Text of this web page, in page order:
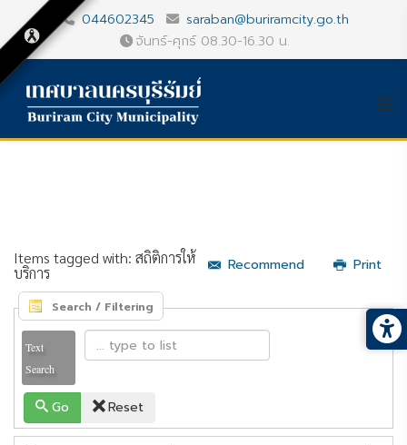
044602345
saraban@buriramcity.go.th
จันทร์-ศุกร์ 08.30-16.30 น.
Recommend Print
Items tagged with: สถิติการให้
บริการ
Search / Filtering
Text
Search
Go Reset